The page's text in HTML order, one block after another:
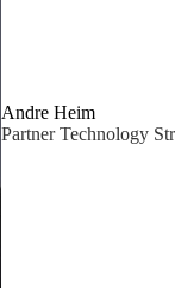
Andre Heim
Partner Technology